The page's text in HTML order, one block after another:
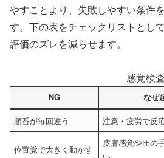
やすことより、失敗しやすい条件
す。下の表をチェックリストとし
評価のズレを減らせます。
感覚検
NG なぜ
順番が毎回違う 注意・疲労で反
位置覚で大きく動かす
皮膚感覚や圧の